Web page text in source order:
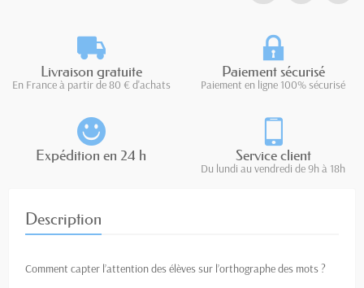
Livraison gratuite
En France à partir de 80 € d'achats
Paiement sécurisé
Paiement en ligne 100% sécurisé
Expédition en 24 h Service client
Du lundi au vendredi de 9h à 18h
Description
Comment capter l’attention des élèves sur l’orthographe des mots ?